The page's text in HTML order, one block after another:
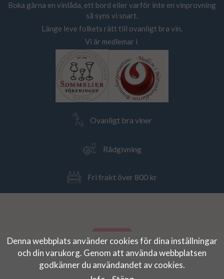
Boka gärna en vinlåda, ett bord eller varför inte en vinprovning
så syns vi snart.
Länge leve folkets rätt till ovanligt bra vin.
Vi är medlemar i
Ovanligt bra viner
Rådgivning
Fri frakt över 800 kr
Denna webbplats använder cookies för dina inställningar
och din varukorg. Genom att använda webbplatsen
godkänner du användandet av cookies.